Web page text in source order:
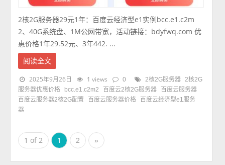
2核2G服务器29元1年：百度云经济型e1实例bcc.e1.c2m
2、40G系统盘、1M公网带宽，活动链接：bdyfwq.com 优
惠价格1年29.52元、3年442. ...
阅读全文
2025年9月26日 1 views 0 2核2G服务器
2核2G
服务器优惠价格
bcc.e1.c2m2 百度云2核2G服务器
百度云服务器
百度云服务器2核2G配置
百度云服务器价格
百度云经济型e1服务
器
1 of 2 1 2 »